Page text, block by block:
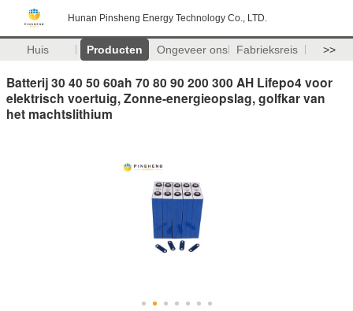
Hunan Pinsheng Energy Technology Co., LTD.
Huis Producten Ongeveer ons Fabrieksreis >>
Batterij 30 40 50 60ah 70 80 90 200 300 AH Lifepo4 voor
elektrisch voertuig, Zonne-energieopslag, golfkar van
het machtslithium